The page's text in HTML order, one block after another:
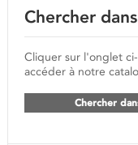
Chercher
Cliquer sur l'onglet
accéder à notre
Chercher